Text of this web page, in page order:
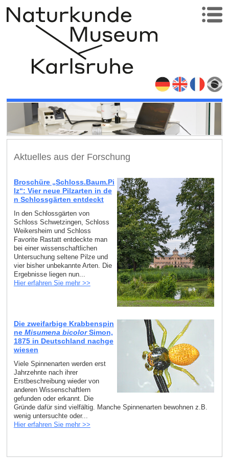
Aktuelles aus der Forschung
Broschüre „Schloss.Baum.Pi
lz“: Vier neue Pilzarten in de
n Schlossgärten entdeckt
In den Schlossgärten von
Schloss Schwetzingen, Schloss
Weikersheim und Schloss
Favorite Rastatt entdeckte man
bei einer wissenschaftlichen
Untersuchung seltene Pilze und
vier bisher unbekannte Arten. Die
Ergebnisse liegen nun...
Hier erfahren Sie mehr >>
Die zweifarbige Krabbenspin
ne Misumena bicolorSimon,
1875 in Deutschland nachge
wiesen
Viele Spinnenarten werden erst
Jahrzehnte nach ihrer
Erstbeschreibung wieder von
anderen Wissenschaftlern
gefunden oder erkannt. Die
Gründe dafür sind vielfältig. Manche Spinnenarten bewohnen z.B.
wenig untersuchte oder...
Hier erfahren Sie mehr >>